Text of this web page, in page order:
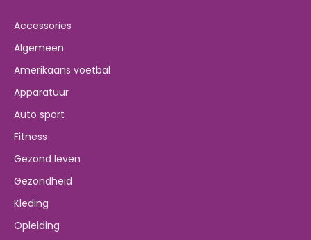
Accessories
Algemeen
Amerikaans voetbal
Apparatuur
Auto sport
Fitness
Gezond leven
Gezondheid
Kleding
Opleiding